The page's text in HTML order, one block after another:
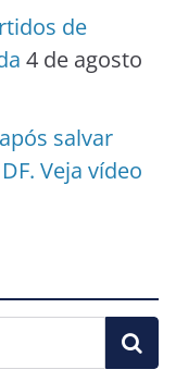
de
4 de agosto
salvar
Veja vídeo